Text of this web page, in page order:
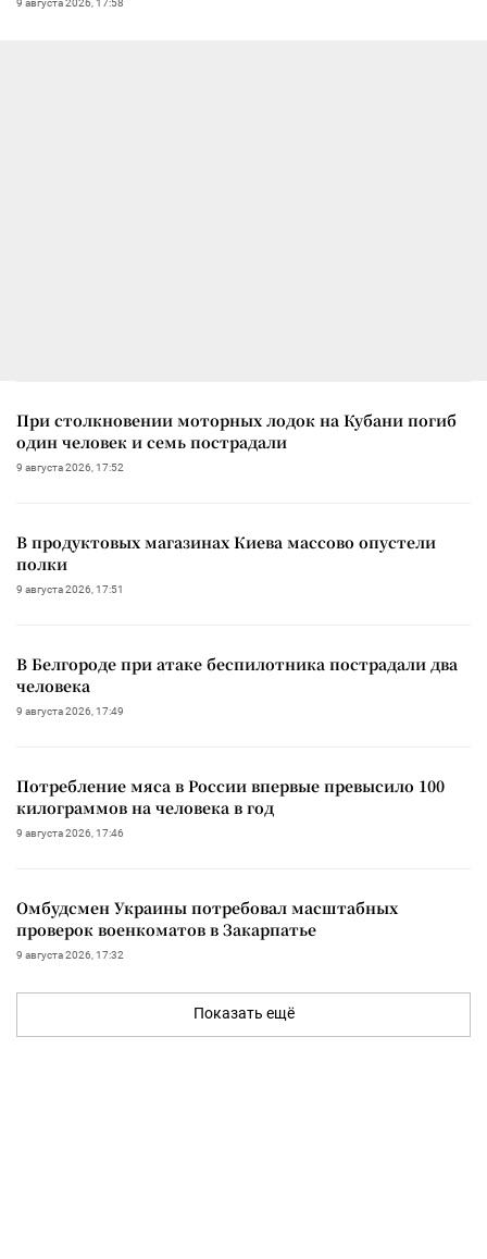
При столкновении моторных лодок на Кубани погиб
один человек и семь пострадали
9 августа 2026, 17:52
В продуктовых магазинах Киева массово опустели
полки
9 августа 2026, 17:51
В Белгороде при атаке беспилотника пострадали два
человека
9 августа 2026, 17:49
Потребление мяса в России впервые превысило 100
килограммов на человека в год
9 августа 2026, 17:46
Омбудсмен Украины потребовал масштабных
проверок военкоматов в Закарпатье
9 августа 2026, 17:32
Показать ещё